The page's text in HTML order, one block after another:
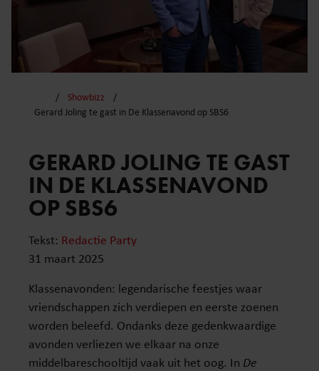
Showbizz
Gerard Joling te gast in De Klassenavond op SBS6
GERARD JOLING TE GAST
IN DE KLASSENAVOND
OP SBS6
Tekst: Redactie Party
31 maart 2025
Klassenavonden: legendarische feestjes waar
vriendschappen zich verdiepen en eerste zoenen
worden beleefd. Ondanks deze gedenkwaardige
avonden verliezen we elkaar na onze
middelbareschooltijd vaak uit het oog. In De